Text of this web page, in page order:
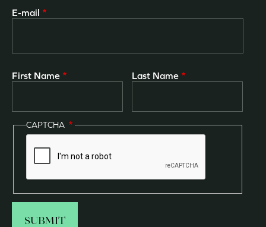
E-mail
First Name Last Name
CAPTCHA